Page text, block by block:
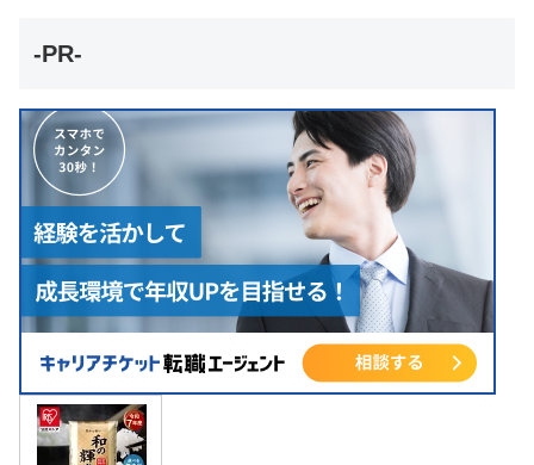
-PR-